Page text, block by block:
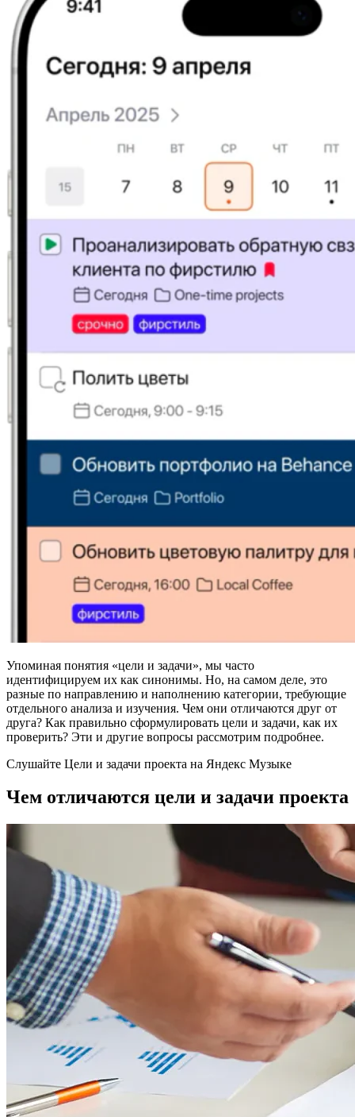
Упоминая понятия «цели и задачи», мы часто
идентифицируем их как синонимы. Но, на самом деле, это
разные по направлению и наполнению категории, требующие
отдельного анализа и изучения. Чем они отличаются друг от
друга? Как правильно сформулировать цели и задачи, как их
проверить? Эти и другие вопросы рассмотрим подробнее.
Слушайте Цели и задачи проекта на Яндекс Музыке
Чем отличаются цели и задачи проекта